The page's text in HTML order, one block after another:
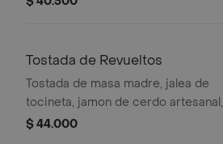
Tostada de Revueltos
Tostada de masa madre, jalea de
tocineta, jamon de cerdo artesanal,
huevos revueltos y salsa holandesa
$ 44.000